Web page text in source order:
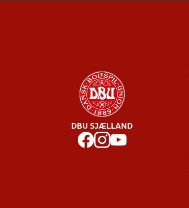
DBU SJÆLLAND